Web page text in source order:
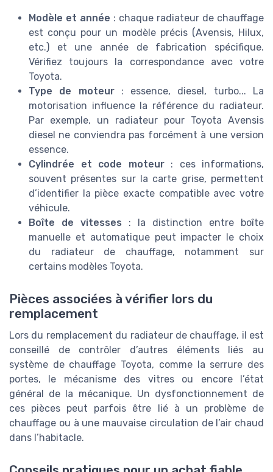
Modèle et année : chaque radiateur de chauffage
est conçu pour un modèle précis (Avensis, Hilux,
etc.) et une année de fabrication spécifique.
Vérifiez toujours la correspondance avec votre
Toyota.
Type de moteur: essence, diesel, turbo... La
motorisation influence la référence du radiateur.
Par exemple, un radiateur pour Toyota Avensis
diesel ne conviendra pas forcément à une version
essence.
Cylindrée et code moteur: ces informations,
souvent présentes sur la carte grise, permettent
d’identifier la pièce exacte compatible avec votre
véhicule.
Boîte de vitesses : la distinction entre boîte
manuelle et automatique peut impacter le choix
du radiateur de chauffage, notamment sur
certains modèles Toyota.
Pièces associées à vérifier lors du
remplacement
Lors du remplacement du radiateur de chauffage, il est
conseillé de contrôler d’autres éléments liés au
système de chauffage Toyota, comme la serrure des
portes, le mécanisme des vitres ou encore l’état
général de la mécanique. Un dysfonctionnement de
ces pièces peut parfois être lié à un problème de
chauffage ou à une mauvaise circulation de l’air chaud
dans l’habitacle.